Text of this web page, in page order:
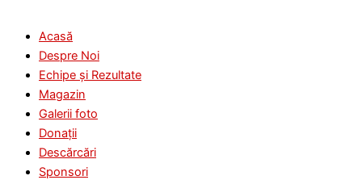
Acasă
Despre Noi
Echipe și Rezultate
Magazin
Galerii foto
Donații
Descărcări
Sponsori